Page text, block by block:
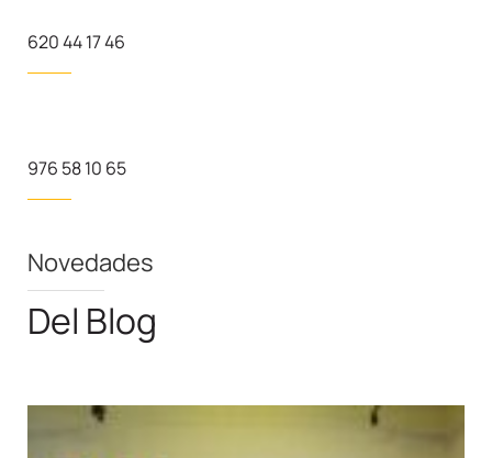
620 44 17 46
976 58 10 65
Novedades
Del Blog